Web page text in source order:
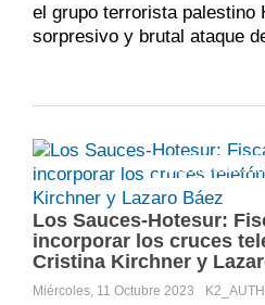
el grupo terrorista palestino
sorpresivo y brutal ataque
Comments:
Los Sauces-Hotesur:
incorporar los cruces
Cristina Kirchner y
Miércoles, 11 Octubre 2023